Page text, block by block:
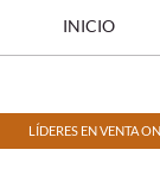
INICIO
LÍDERES EN VENTA